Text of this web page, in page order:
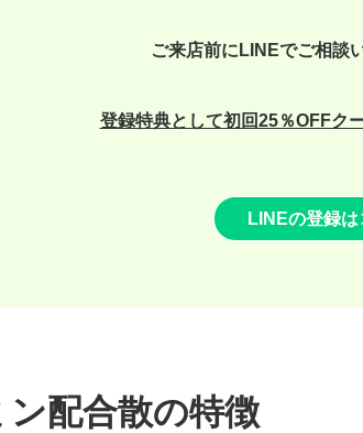
ご来店前にLINEでご相談
登録特典として初回25％OFFク
LINEの登録
配合散の特徴